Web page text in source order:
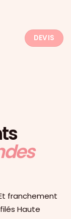
DEVIS
franchement
Haute